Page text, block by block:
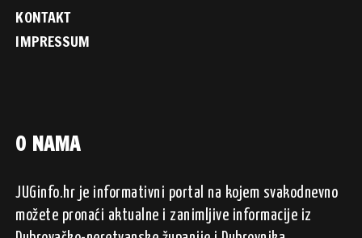
KONTAKT
IMPRESSUM
O NAMA
JUGinfo.hr je informativni portal na kojem svakodnevno
možete pronaći aktualne i zanimljive informacije iz